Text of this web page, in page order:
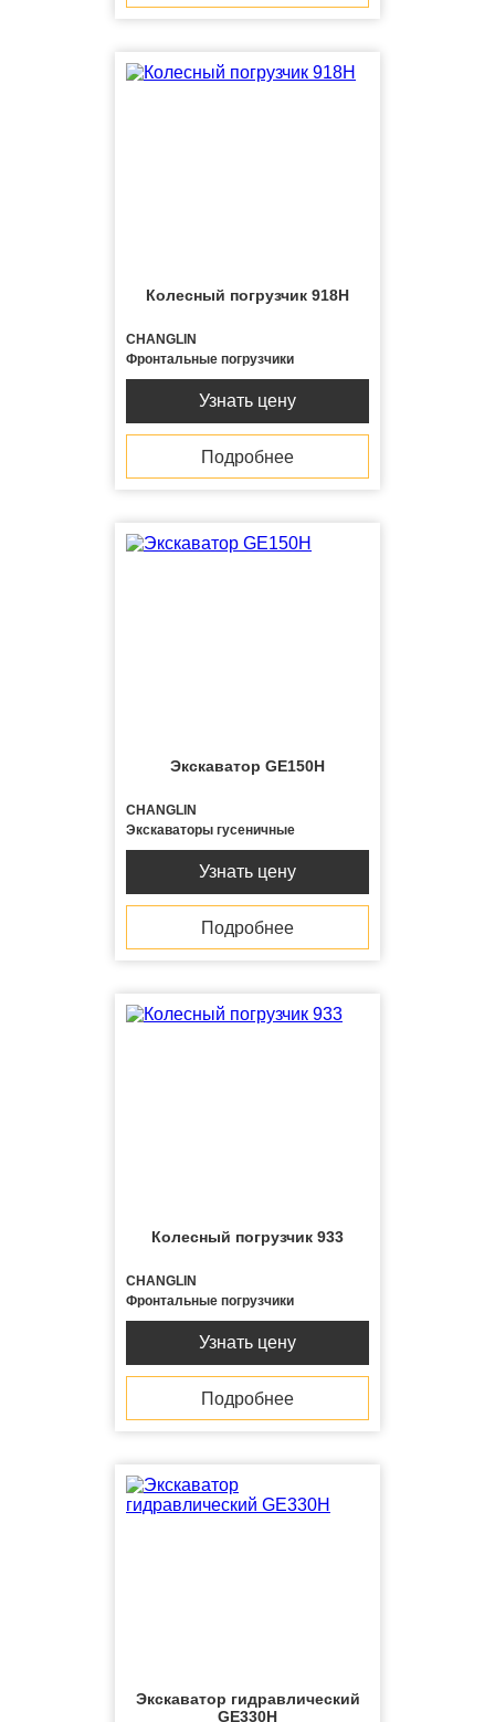
Колесный погрузчик 918H
CHANGLIN
Фронтальные погрузчики
Узнать цену
Подробнее
Экскаватор GE150H
CHANGLIN
Экскаваторы гусеничные
Узнать цену
Подробнее
Колесный погрузчик 933
CHANGLIN
Фронтальные погрузчики
Узнать цену
Подробнее
Экскаватор гидравлический
GE330H